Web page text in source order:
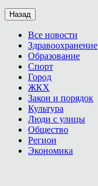
Назад
Все новости
Здравоохранение
Образование
Спорт
Город
ЖКХ
Закон и порядок
Культура
Люди с улицы
Общество
Регион
Экономика